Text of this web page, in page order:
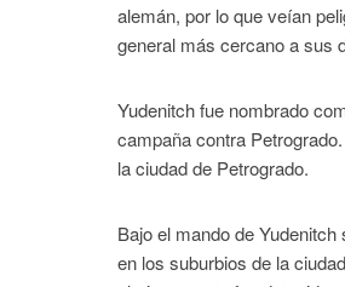
alemán, por lo que veían
general más cercano a sus
Yudenitch fue nombrado
campaña contra
la ciudad de Petrogrado.
Bajo el mando de
en los suburbios de la